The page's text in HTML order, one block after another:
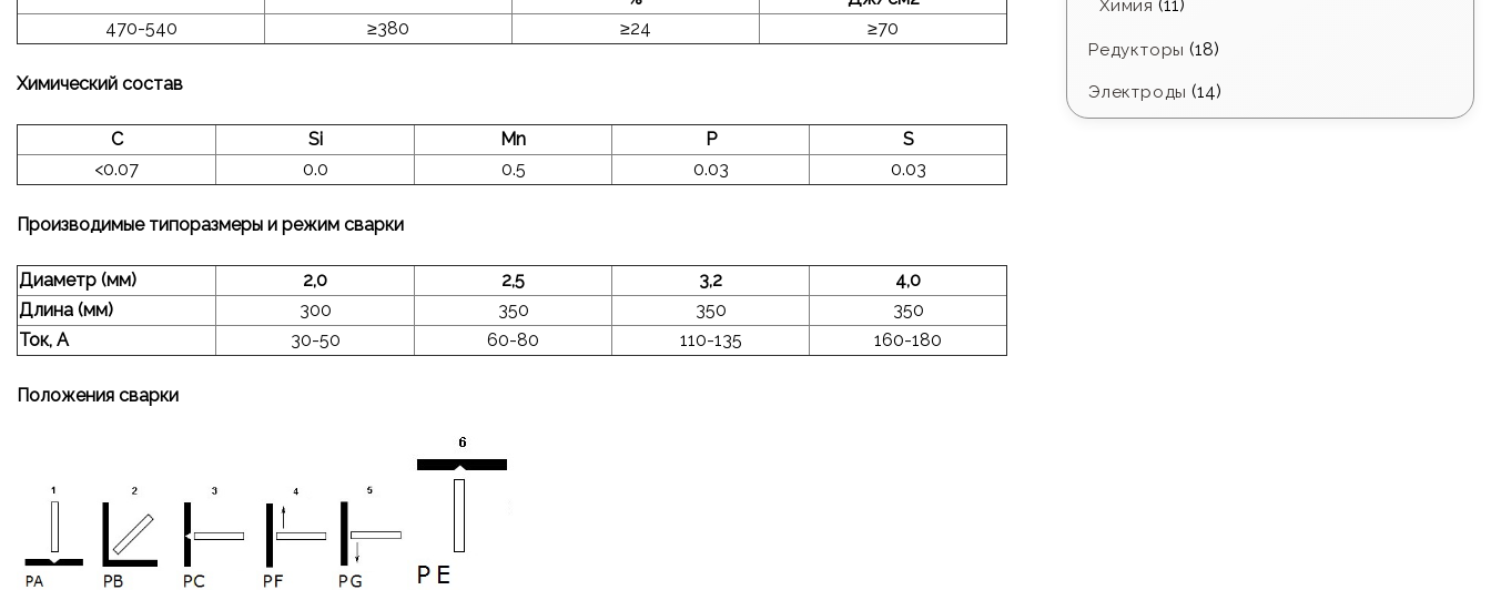
470-540
≥380 ≥24 ≥70
Химический состав
С Si Mn P
S
<0.07
0.0 0.5 0.03 0.03
Производимые типоразмеры и режим сварки
Диаметр (мм) 2,0 2,5 3,2
4,0
Длина (мм)
300 350 350
350
Ток, А
30-50 60-80 110-135 160-180
Положения сварки
Химия (11)
Редукторы (18)
Электроды (14)